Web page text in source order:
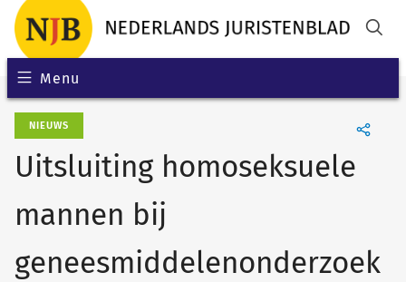
Menu
NIEUWS
Uitsluiting homoseksuele
mannen bij
geneesmiddelenonderzoek